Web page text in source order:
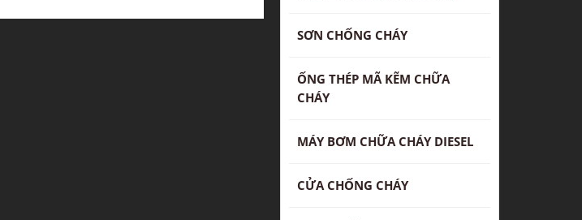
SƠN CHỐNG CHÁY
ỐNG THÉP MÃ KẼM CHỮA
CHÁY
MÁY BƠM CHỮA CHÁY DIESEL
CỬA CHỐNG CHÁY